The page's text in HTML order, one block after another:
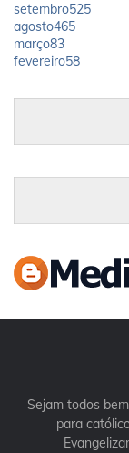
setembro525
agosto465
março83
fevereiro58
Sejam todos
para